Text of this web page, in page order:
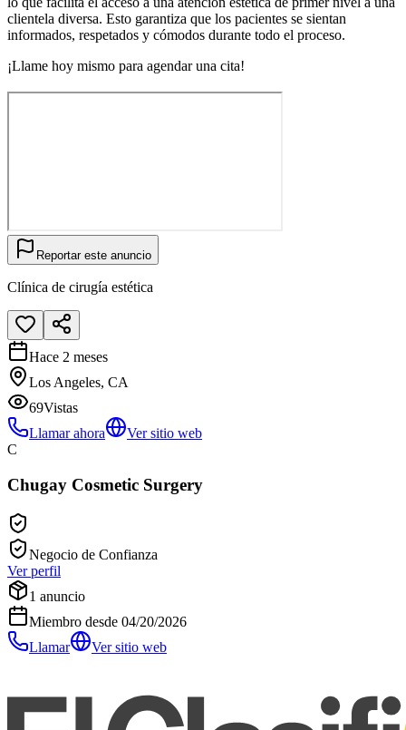
clientela diversa. Esto garantiza que los pacientes se sientan
informados, respetados y cómodos durante todo el proceso.
¡Llame hoy mismo para agendar una cita!
Reportar este anuncio
Clínica de cirugía estética
Hace 2 meses
Los Angeles, CA
69Vistas
Llamar ahora
Ver sitio web
C
Chugay Cosmetic Surgery
Negocio de Confianza
Ver perfil
1 anuncio
Miembro desde 04/20/2026
Llamar
Ver sitio web